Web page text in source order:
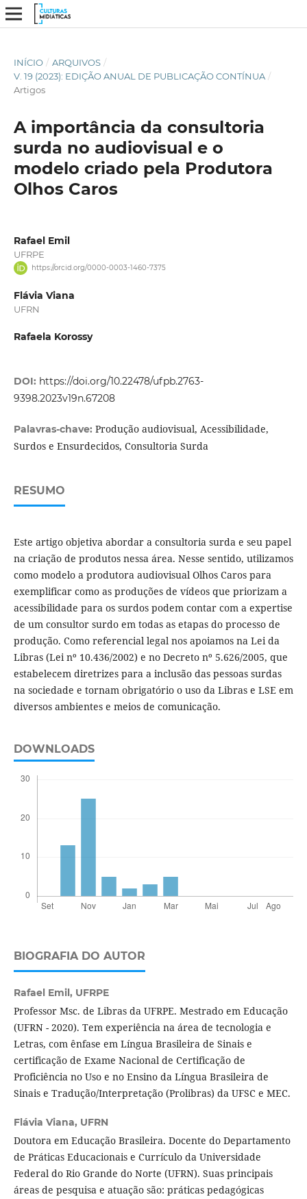
INÍCIO / ARQUIVOS /
V. 19 (2023): EDIÇÃO ANUAL DE PUBLICAÇÃO CONTÍNUA /
Artigos
A importância da consultoria
surda no audiovisual e o
modelo criado pela Produtora
Olhos Caros
Rafael Emil
UFRPE
https://orcid.org/0000-0003-1460-7375
Flávia Viana
UFRN
Rafaela Korossy
DOI: https://doi.org/10.22478/ufpb.2763-
9398.2023v19n.67208
Palavras-chave: Produção audiovisual, Acessibilidade,
Surdos e Ensurdecidos, Consultoria Surda
RESUMO
Este artigo objetiva abordar a consultoria surda e seu papel
na criação de produtos nessa área. Nesse sentido, utilizamos
como modelo a produtora audiovisual Olhos Caros para
exemplificar como as produções de vídeos que priorizam a
acessibilidade para os surdos podem contar com a expertise
de um consultor surdo em todas as etapas do processo de
produção. Como referencial legal nos apoiamos na Lei da
Libras (Lei nº 10.436/2002) e no Decreto nº 5.626/2005, que
estabelecem diretrizes para a inclusão das pessoas surdas
na sociedade e tornam obrigatório o uso da Libras e LSE em
diversos ambientes e meios de comunicação.
DOWNLOADS
BIOGRAFIA DO AUTOR
Rafael Emil, UFRPE
Professor Msc. de Libras da UFRPE. Mestrado em Educação
(UFRN - 2020). Tem experiência na área de tecnologia e
Letras, com ênfase em Língua Brasileira de Sinais e
certificação de Exame Nacional de Certificação de
Proficiência no Uso e no Ensino da Língua Brasileira de
Sinais e Tradução/Interpretação (Prolibras) da UFSC e MEC.
Flávia Viana, UFRN
Doutora em Educação Brasileira. Docente do Departamento
de Práticas Educacionais e Currículo da Universidade
Federal do Rio Grande do Norte (UFRN). Suas principais
áreas de pesquisa e atuação são: práticas pedagógicas